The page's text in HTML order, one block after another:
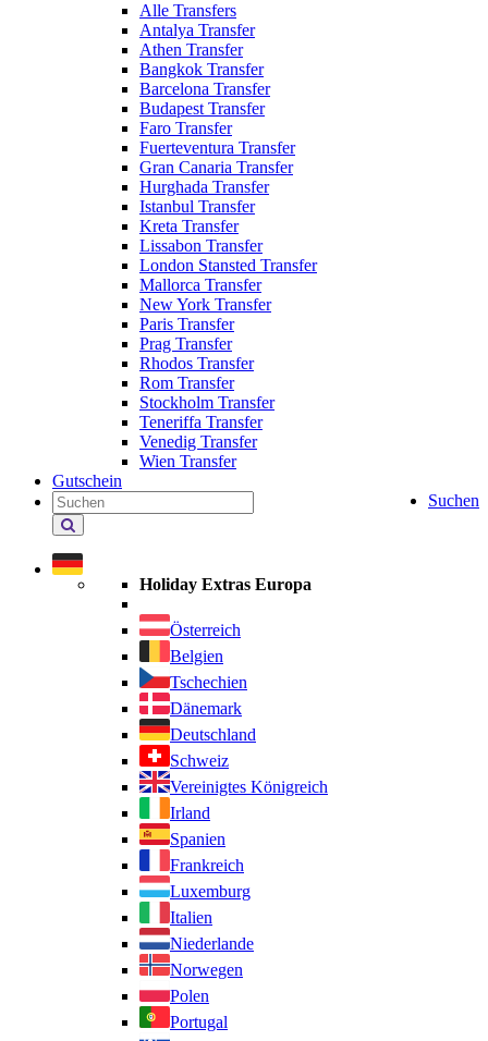
Alle Transfers
Antalya Transfer
Athen Transfer
Bangkok Transfer
Barcelona Transfer
Budapest Transfer
Faro Transfer
Fuerteventura Transfer
Gran Canaria Transfer
Hurghada Transfer
Istanbul Transfer
Kreta Transfer
Lissabon Transfer
London Stansted Transfer
Mallorca Transfer
New York Transfer
Paris Transfer
Prag Transfer
Rhodos Transfer
Rom Transfer
Stockholm Transfer
Teneriffa Transfer
Venedig Transfer
Wien Transfer
Gutschein
Suchen
Holiday
Extras
durchsuchen
Holiday Extras Europa
Österreich
Belgien
Tschechien
Dänemark
Deutschland
Schweiz
Vereinigtes Königreich
Irland
Spanien
Frankreich
Luxemburg
Italien
Niederlande
Norwegen
Polen
Portugal